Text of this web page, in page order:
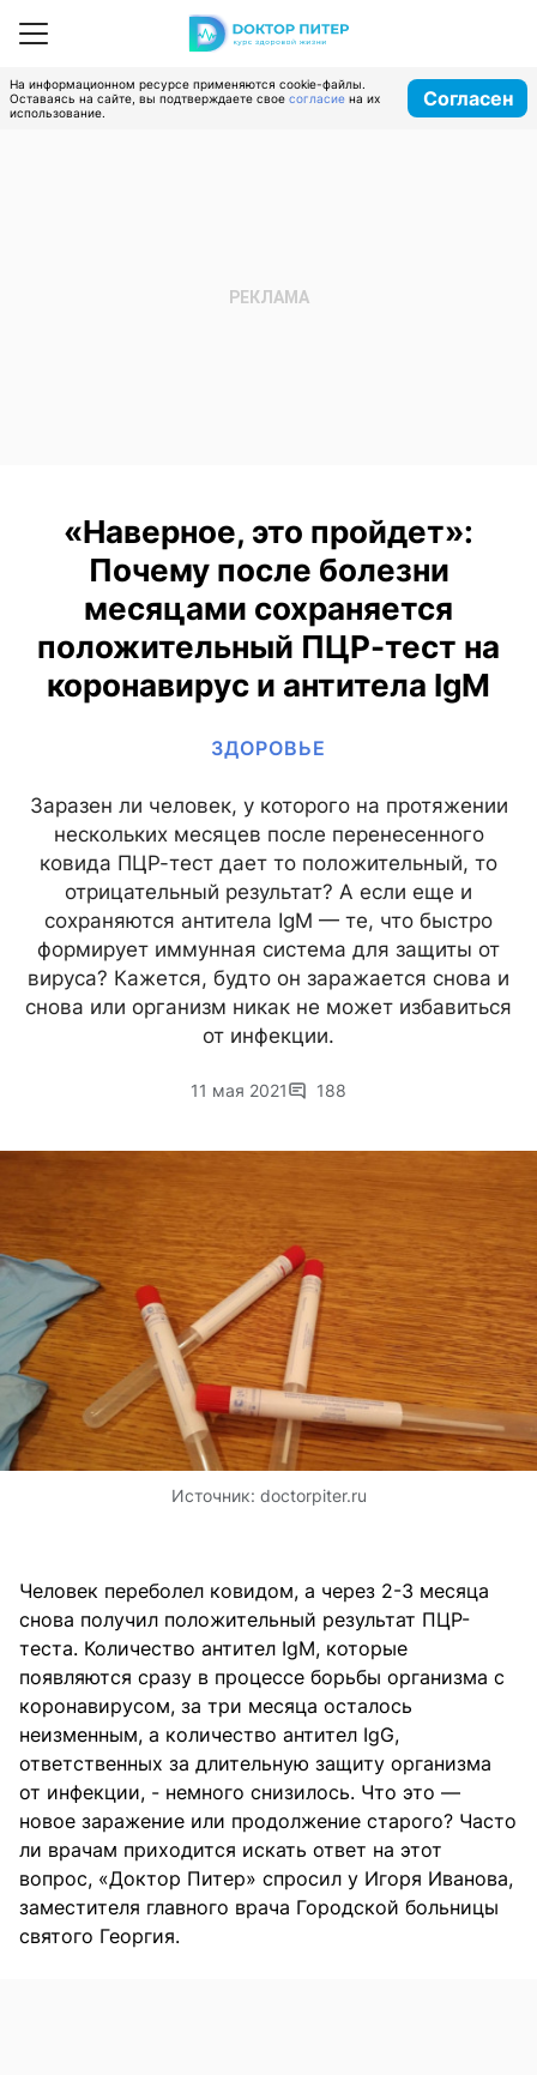
На информационном ресурсе применяются cookie-файлы.
Оставаясь на сайте, вы подтверждаете свое согласие на их
использование.
Согласен
«Наверное, это пройдет»:
Почему после болезни
месяцами сохраняется
положительный ПЦР-тест на
коронавирус и антитела IgM
ЗДОРОВЬЕ
Заразен ли человек, у которого на протяжении
нескольких месяцев после перенесенного
ковида ПЦР-тест дает то положительный, то
отрицательный результат? А если еще и
сохраняются антитела IgM — те, что быстро
формирует иммунная система для защиты от
вируса? Кажется, будто он заражается снова и
снова или организм никак не может избавиться
от инфекции.
11 мая 2021 188
Источник: doctorpiter.ru
Человек переболел ковидом, а через 2-3 месяца
снова получил положительный результат ПЦР-
теста. Количество антител IgM, которые
появляются сразу в процессе борьбы организма с
коронавирусом, за три месяца осталось
неизменным, а количество антител IgG,
ответственных за длительную защиту организма
от инфекции, - немного снизилось. Что это —
новое заражение или продолжение старого? Часто
ли врачам приходится искать ответ на этот
вопрос, «Доктор Питер» спросил у Игоря Иванова,
заместителя главного врача Городской больницы
святого Георгия.